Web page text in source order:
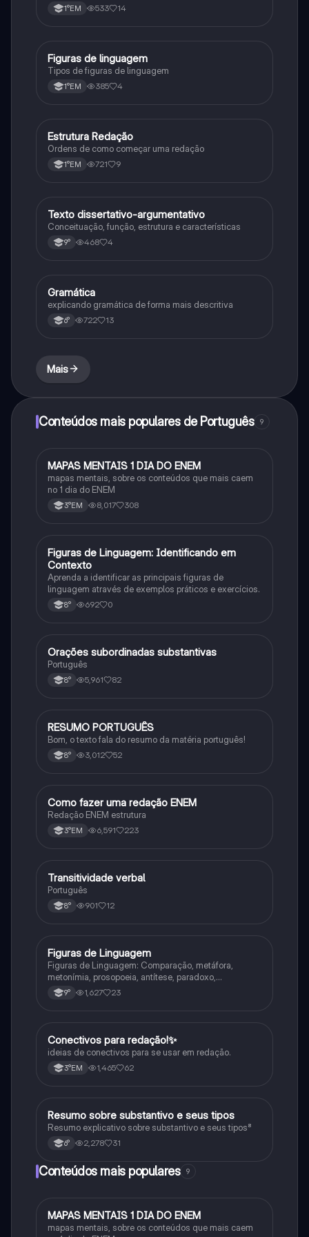
1°EM 533 14
Português
Figuras de linguagem
Tipos de figuras de linguagem
1°EM 385 4
Português
Estrutura Redação
Ordens de como começar uma redação
1°EM 721 9
Português
Texto dissertativo-argumentativo
Conceituação, função, estrutura e características
9° 468 4
Português
Gramática
explicando gramática de forma mais descritiva
6° 722 13
Mais
Conteúdos mais populares de Português 9
Português
MAPAS MENTAIS 1 DIA DO ENEM
mapas mentais, sobre os conteúdos que mais caem
no 1 dia do ENEM
3°EM 8,017 308
FPortuguês
Figuras de Linguagem: Identificando em
Contexto
Aprenda a identificar as principais figuras de
linguagem através de exemplos práticos e exercícios.
8° 692 0
Português
Orações subordinadas substantivas
Português
8° 5,961 82
Português
RESUMO PORTUGUÊS
Bom, o texto fala do resumo da matéria português!
8° 3,012 52
Português
Como fazer uma redação ENEM
Redação ENEM estrutura
3°EM 6,591 223
Português
Transitividade verbal
Português
8° 901 12
Português
Figuras de Linguagem
Figuras de Linguagem: Comparação, metáfora,
metonímia, prosopoeia, antítese, paradoxo,
eufemismo, hipérbole e onomatopeia
9° 1,627 23
Português
Conectivos para redação!✨
ideias de conectivos para se usar em redação.
3°EM 1,465 62
Português
Resumo sobre substantivo e seus tipos
Resumo explicativo sobre substantivo e seus tipos⁸
6° 2,278 31
Conteúdos mais populares 9
Português
MAPAS MENTAIS 1 DIA DO ENEM
mapas mentais, sobre os conteúdos que mais caem